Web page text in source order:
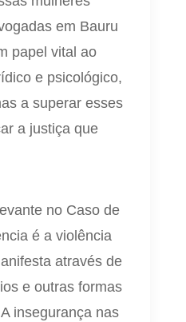
em Bauru
papel vital ao
e psicológico,
a superar esses
a justiça que
no Caso de
é a violência
através de
e outras formas
insegurança nas